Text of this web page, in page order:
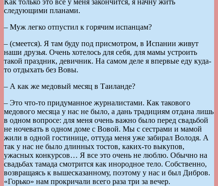
следующими планами.
– Муж легко отпустил к горячим испанцам?
– (смеется). Я там буду под присмотром, в Испании живут
наши друзья. Очень хотелось для себя, для мамы устроить
такой праздник, девичник. На самом деле я впервые еду куда-
то отдыхать без Вовы.
– А как же медовый месяц в Таиланде?
– Это что-то придуманное журналистами. Как такового
медового месяца у нас не было, а дань традициям отдана лишь
в одном вопросе: для меня очень важно было перед свадьбой
не ночевать в одном доме с Вовой. Мы с сестрами и мамой
жили в одной гостинице, оттуда меня уже забирал Володя. А
так у нас не было длинных тостов, каких-то выкупов,
ужасных конкурсов… Я все это очень не люблю. Обычно на
свадьбах тамада смотрится как инородное тело. Собственно,
возвращаясь к вышесказанному, поэтому у нас и был Дибров.
«Горько» нам прокричали всего раза три за вечер.